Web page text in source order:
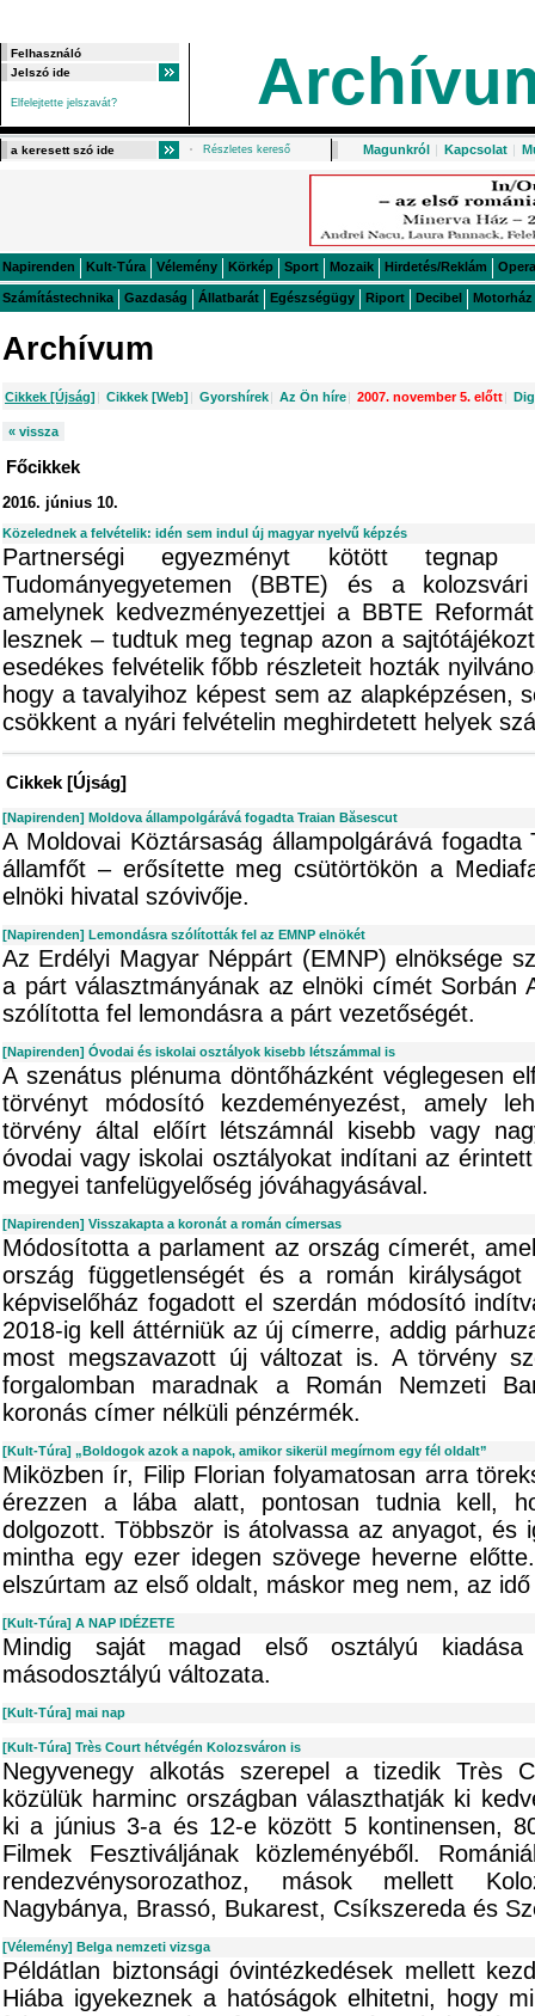
Elfelejtette jelszavát?
Részletes kereső Magunkról | Kapcsolat |
Napirenden Kult-Túra Vélemény Körkép Sport Mozaik Hirdetés/Reklám Opera
Számítástechnika Gazdaság Állatbarát Egészségügy Riport Decibel Motorház
Archívum
Cikkek [Újság] | Cikkek [Web] | Gyorshírek| Az Ön híre| 2007. november 5. előtt|
« vissza
Főcikkek
2016. június 10.
Közelednek a felvételik: idén sem indul új magyar nyelvű képzés
Partnerségi egyezményt kötött tegnap
Tudományegyetemen (BBTE) és a
amelynek kedvezményezettjei a BBTE
lesznek – tudtuk meg tegnap azon a
esedékes felvételik főbb részleteit hozták
hogy a tavalyihoz képest sem az alapképzésen,
csökkent a nyári felvételin meghirdetett helyek
Cikkek [Újság]
[Napirenden] Moldova állampolgárává fogadta Traian Băsescut
A Moldovai Köztársaság állampolgárává
államfőt – erősítette meg csütörtökön a
elnöki hivatal szóvivője.
[Napirenden] Lemondásra szólították fel az EMNP elnökét
Az Erdélyi Magyar Néppárt (EMNP) elnöksége
a párt választmányának az elnöki címét Sorbán
szólította fel lemondásra a párt vezetőségét.
[Napirenden] Óvodai és iskolai osztályok kisebb létszámmal is
A szenátus plénuma döntőházként véglegesen
törvényt módosító kezdeményezést, amely
törvény által előírt létszámnál kisebb vagy
óvodai vagy iskolai osztályokat indítani az
megyei tanfelügyelőség jóváhagyásával.
[Napirenden] Visszakapta a koronát a román címersas
Módosította a parlament az ország címerét,
ország függetlenségét és a román
képviselőház fogadott el szerdán módosító
2018-ig kell áttérniük az új címerre, addig
most megszavazott új változat is. A törvény
forgalomban maradnak a Román Nemzeti
koronás címer nélküli pénzérmék.
[Kult-Túra] „Boldogok azok a napok, amikor sikerül megírnom egy fél oldalt”
Miközben ír, Filip Florian folyamatosan arra
érezzen a lába alatt, pontosan tudnia kell,
dolgozott. Többször is átolvassa az anyagot, és
mintha egy ezer idegen szövege heverne
elszúrtam az első oldalt, máskor meg nem, az
[Kult-Túra] A NAP IDÉZETE
Mindig saját magad első osztályú
másodosztályú változata.
[Kult-Túra] mai nap
[Kult-Túra] Très Court hétvégén Kolozsváron is
Negyvenegy alkotás szerepel a tizedik Très
közülük harminc országban választhatják ki
ki a június 3-a és 12-e között 5 kontinensen,
Filmek Fesztiváljának közleményéből.
rendezvénysorozathoz, mások mellett
Nagybánya, Brassó, Bukarest, Csíkszereda és
[Vélemény] Belga nemzeti vizsga
Példátlan biztonsági óvintézkedések mellett
Hiába igyekeznek a hatóságok elhitetni, hogy